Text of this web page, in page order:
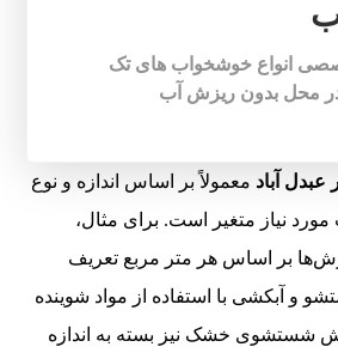
انواع خوشخواب های تک
در محل بدون ریزش آب
عبدل آباد معمولاً بر اساس اندازه و نوع
نیاز متغیر است. برای مثال،
بر اساس هر متر مربع تعریف
و آبکشی با استفاده از مواد شوینده
شستشوی خشک نیز بسته به اندازه